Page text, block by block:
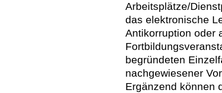
Arbeitsplätze/
das elektronische
Antikorruption oder
begründeten
nachgewiesener
Ergänzend können